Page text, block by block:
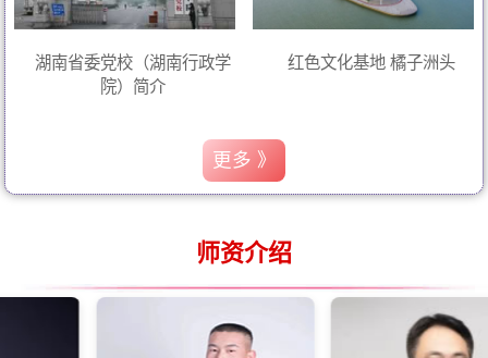
湖南省委党校（湖南行政学
院）简介
红色文化基地 橘子洲头
更多 》
师资介绍